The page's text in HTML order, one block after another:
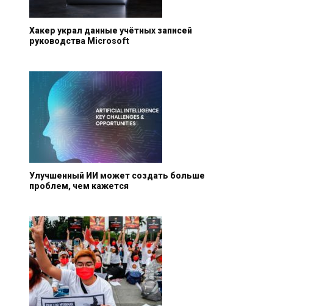
Хакер украл данные учётных записей
руководства Microsoft
Улучшенный ИИ может создать больше
проблем, чем кажется